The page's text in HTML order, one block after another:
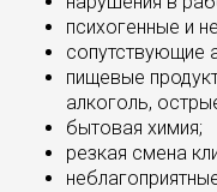
психогенные и
сопутствующие
пищевые
алкоголь,
бытовая химия;
резкая смена